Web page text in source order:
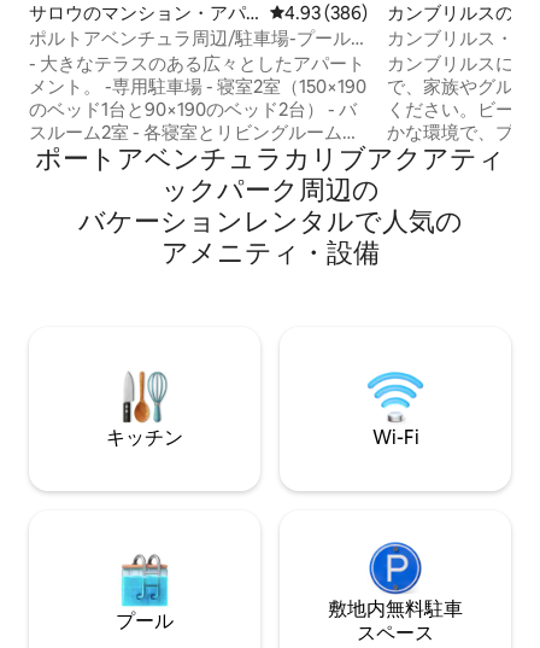
サロウのマンション・アパ
ート
レビュー386件、5つ星中4.93つ
4.93 (386)
ポルトアベンチュラ周辺/駐車場-プール-
Wi-Fi-A/A-暖房
- 大きなテラスのある広々としたアパート
メント。 -専用駐車場 - 寝室2室（150×190
のベッド1台と90×190のベッド2台） - バ
スルーム2室 - 各寝室とリビングルームに
エアコンと暖房 - 各部屋にシーリングフ
ァン - Wi-Fi（300MB ファイバー） - キッ
チン、食器洗い機、洗濯機、アイロン、
シーツ、タオル、コーヒーメーカー - 寝
室とリビングルームにテレビ。 - プー
ル：5月から10月まで 営業時間：午前 9 時
カンブリルスの一
カンブリルス・ビ
ール • バーベキュ
カンブリルスにあ
で、家族やグルー
ください。ビー
かな環境で、プラ
園、バーベキュー
さい。 快適な寝室🛏️4部屋 🏊 専用プール
レビとダイニング
ポートアベンチュラカリブアクアティ
ックパーク⁠周⁠辺⁠の
バ⁠ケ⁠ー⁠シ⁠ョ⁠ン⁠レ⁠ン⁠タ⁠ル⁠で人⁠気⁠の
ア⁠メ⁠ニ⁠テ⁠ィ⁠・⁠設⁠備
キッチン Wi-Fi
プール
敷地内無料駐⁠車
ス⁠ペ⁠ー⁠ス